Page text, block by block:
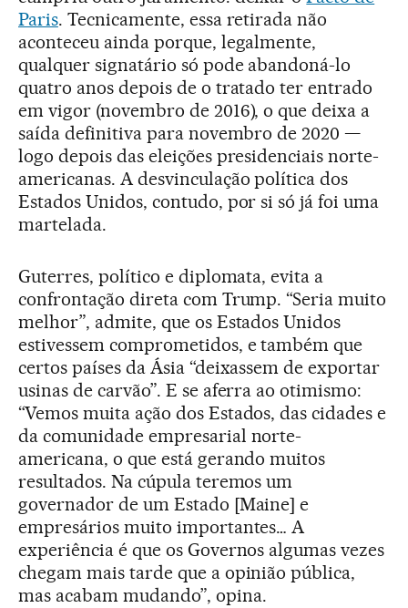
Paris. Tecnicamente, essa retirada não
aconteceu ainda porque, legalmente,
qualquer signatário só pode abandoná-lo
quatro anos depois de o tratado ter entrado
em vigor (novembro de 2016), o que deixa a
saída definitiva para novembro de 2020 —
logo depois das eleições presidenciais norte-
americanas. A desvinculação política dos
Estados Unidos, contudo, por si só já foi uma
martelada.
Guterres, político e diplomata, evita a
confrontação direta com Trump. “Seria muito
melhor”, admite, que os Estados Unidos
estivessem comprometidos, e também que
certos países da Ásia “deixassem de exportar
usinas de carvão”. E se aferra ao otimismo:
“Vemos muita ação dos Estados, das cidades e
da comunidade empresarial norte-
americana, o que está gerando muitos
resultados. Na cúpula teremos um
governador de um Estado [Maine] e
empresários muito importantes… A
experiência é que os Governos algumas vezes
chegam mais tarde que a opinião pública,
mas acabam mudando”, opina.